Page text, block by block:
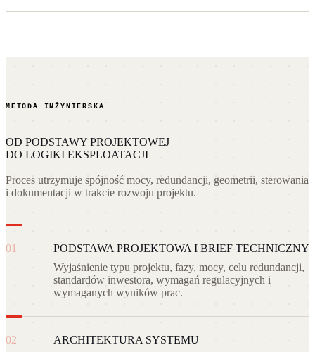
METODA INŻYNIERSKA
OD PODSTAWY PROJEKTOWEJ
DO LOGIKI EKSPLOATACJI
Proces utrzymuje spójność mocy, redundancji, geometrii, sterowania
i dokumentacji w trakcie rozwoju projektu.
01
PODSTAWA PROJEKTOWA I BRIEF TECHNICZNY
Wyjaśnienie typu projektu, fazy, mocy, celu redundancji,
standardów inwestora, wymagań regulacyjnych i
wymaganych wyników prac.
02
ARCHITEKTURA SYSTEMU